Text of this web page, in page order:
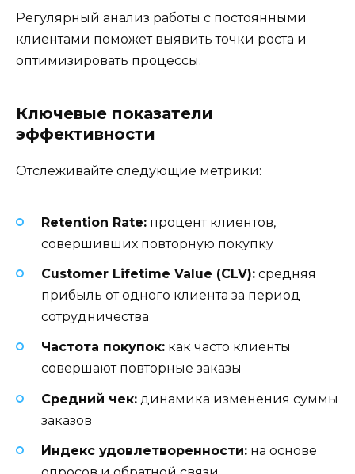
Регулярный анализ работы с постоянными
клиентами поможет выявить точки роста и
оптимизировать процессы.
Ключевые показатели
эффективности
Отслеживайте следующие метрики:
Retention Rate: процент клиентов,
совершивших повторную покупку
Customer Lifetime Value (CLV): средняя
прибыль от одного клиента за период
сотрудничества
Частота покупок: как часто клиенты
совершают повторные заказы
Средний чек: динамика изменения суммы
заказов
Индекс удовлетворенности: на основе